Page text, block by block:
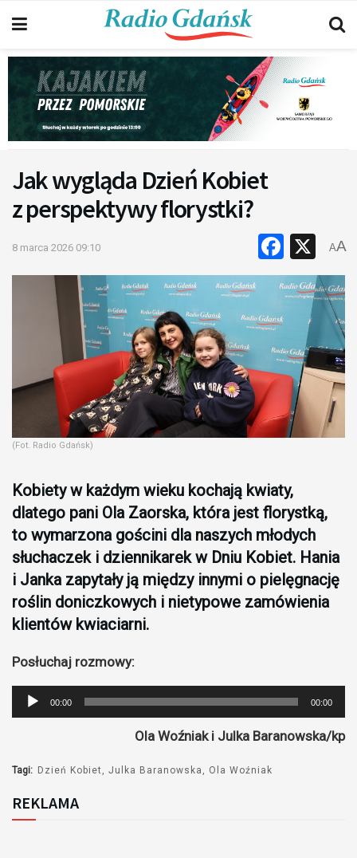
Jak wygląda Dzień Kobiet
z perspektywy florystki?
8 marca 2026 09:10 X
AA
(Fot. Radio Gdańsk)
Kobiety w każdym wieku kochają kwiaty,
dlatego pani Ola Zaorska, która jest florystką,
to wymarzona gościni dla naszych młodych
słuchaczek i dziennikarek w Dniu Kobiet. Hania
i Janka zapytały ją między innymi o pielęgnację
roślin doniczkowych i nietypowe zamówienia
klientów kwiaciarni.
Posłuchaj rozmowy:
Odtwarzacz
plików
00:00 00:00
Ola Woźniak i Julka Baranowska/kp
Tagi: Dzień Kobiet Julka Baranowska Ola Woźniak
REKLAMA